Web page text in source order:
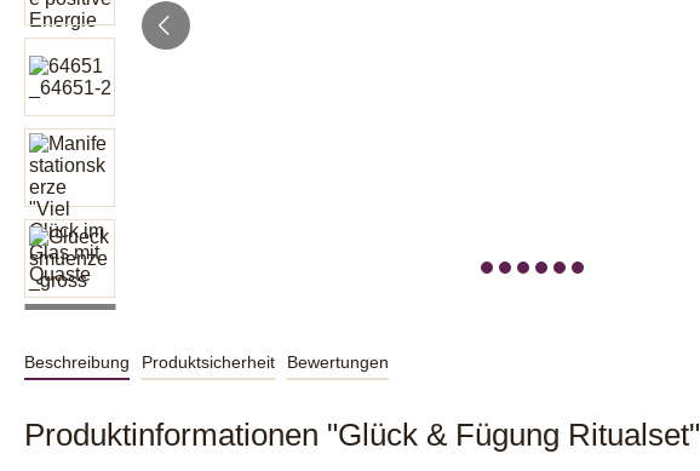
Beschreibung Produktsicherheit Bewertungen
Produktinformationen "Glück & Fügung Ritualset"